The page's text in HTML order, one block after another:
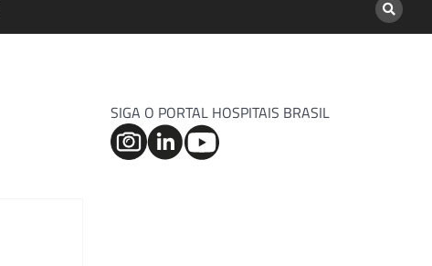
SIGA O PORTAL HOSPITAIS BRASIL